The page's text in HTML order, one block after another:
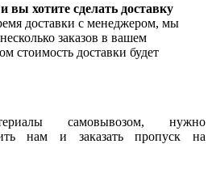
вы хотите сделать доставку
доставки с менеджером, мы
заказов в вашем
стоимость доставки будет
самовывозом, нужно
нам и заказать пропуск на